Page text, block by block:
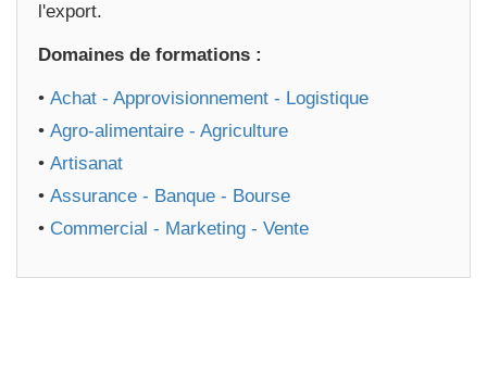
l'export.
Domaines de formations :
• Achat - Approvisionnement - Logistique
• Agro-alimentaire - Agriculture
• Artisanat
• Assurance - Banque - Bourse
• Commercial - Marketing - Vente